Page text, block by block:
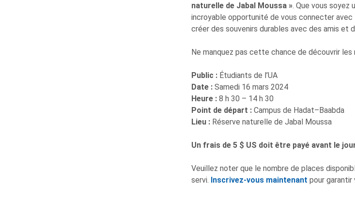
naturelle de Jabal Moussa ». Que vous soyez
incroyable opportunité de vous connecter
créer des souvenirs durables avec des amis et
Ne manquez pas cette chance de découvrir les
Public : Étudiants de l’UA
Date : Samedi 16 mars 2024
Heure : 8 h 30 – 14 h 30
Point de départ : Campus de Hadat–Baabda
Lieu : Réserve naturelle de Jabal Moussa
Un frais de 5 $ US doit être payé avant le
Veuillez noter que le nombre de places
servi. Inscrivez-vous maintenant pour